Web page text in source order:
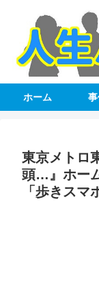
ホーム
東京メトロ
頭…』ホー
「歩きスマ